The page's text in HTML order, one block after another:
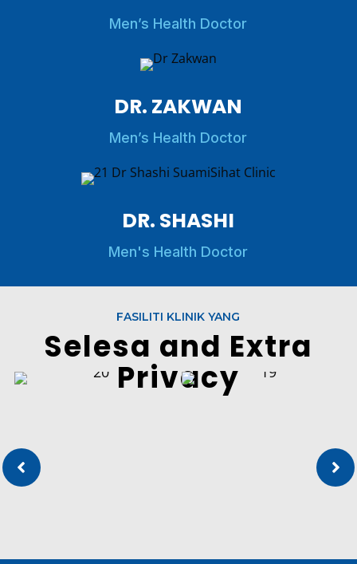
Men’s Health Doctor
DR. ZAKWAN
Men’s Health Doctor
DR. SHASHI
Men's Health Doctor
FASILITI KLINIK YANG
Selesa and Extra
Privacy
 